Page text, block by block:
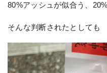
80%アッシュが似合う、
そんな判断されたとしても